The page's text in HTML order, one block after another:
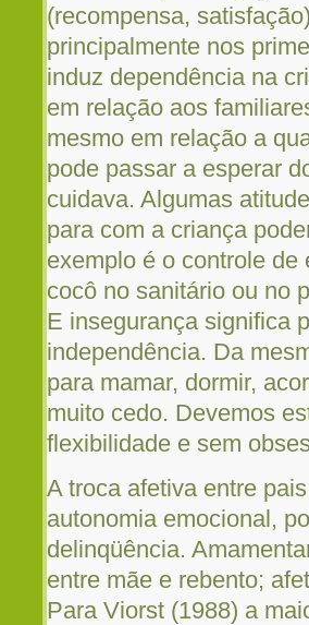
(recompensa,
principalmente nos
induz dependência na
em relação aos
mesmo em relação a
pode passar a esperar
cuidava. Algumas
para com a criança
exemplo é o controle
cocô no sanitário ou no
E insegurança significa
independência. Da
para mamar, dormir,
muito cedo. Devemos
flexibilidade e sem
A troca afetiva entre
autonomia emocional,
delinqüência.
entre mãe e rebento;
Para Viorst (1988) a